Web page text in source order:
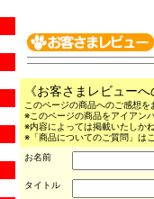
《お客さまレビュー
このページの商品へのご感想
※このページの商品をアイアン
※内容によっては掲載いたしか
※「商品についてのご質問」は
お名前
タイトル